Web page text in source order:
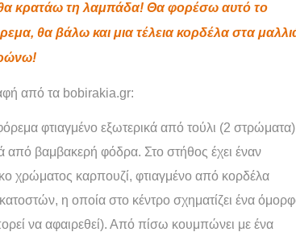
κρατάω τη λαμπάδα! Θα φορέσω αυτό το
θα βάλω και μια τέλεια κορδέλα στα
από τα bobirakia.gr:
φτιαγμένο εξωτερικά από τούλι (2 στρώματα)
από βαμβακερή φόδρα. Στο στήθος έχει έναν
χρώματος καρπουζί, φτιαγμένο από κορδέλα
η οποία στο κέντρο σχηματίζει ένα
να αφαιρεθεί). Από πίσω κουμπώνει με ένα